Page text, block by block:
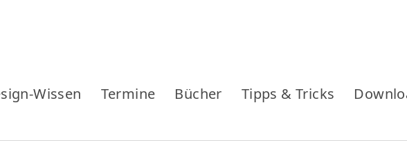
Wissen Termine Bücher Tipps & Tricks